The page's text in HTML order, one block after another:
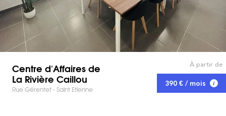
Centre d'Affaires de
La Rivière Caillou
Rue Gérentet - Saint Etienne
À partir de
390 € / mois